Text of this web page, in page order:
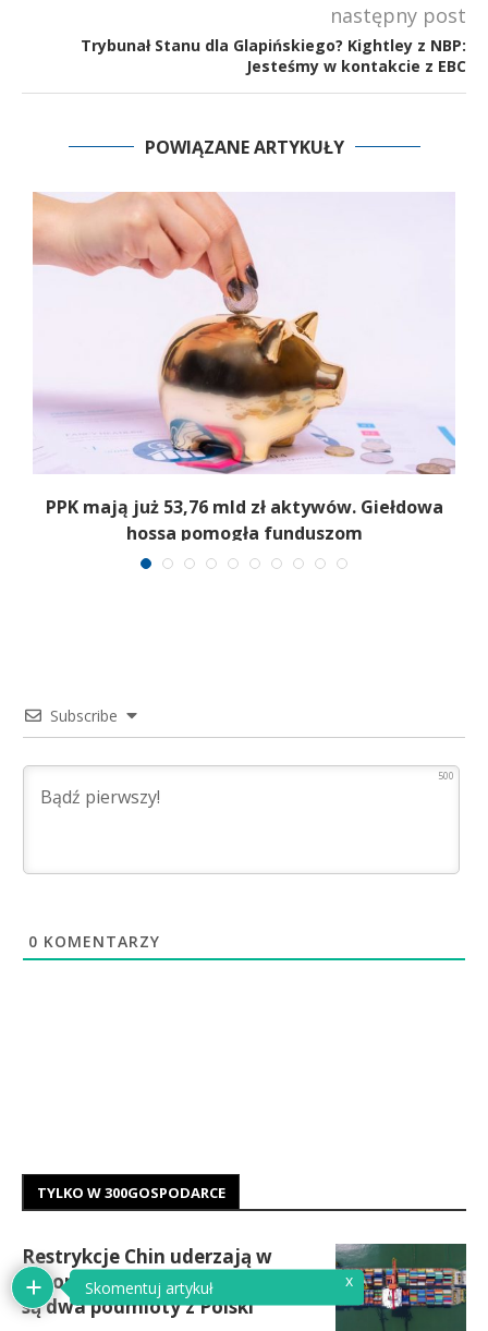
następny post
Trybunał Stanu dla Glapińskiego? Kightley z NBP:
Jesteśmy w kontakcie z EBC
POWIĄZANE ARTYKUŁY
PPK mają już 53,76 mld zł aktywów. Giełdowa
hossa pomogła funduszom
Subscribe
500
0 KOMENTARZY
TYLKO W 300GOSPODARCE
Restrykcje Chin uderzają w
europejski przemysł. Na liście
są dwa podmioty z Polski
Skomentuj artykuł x